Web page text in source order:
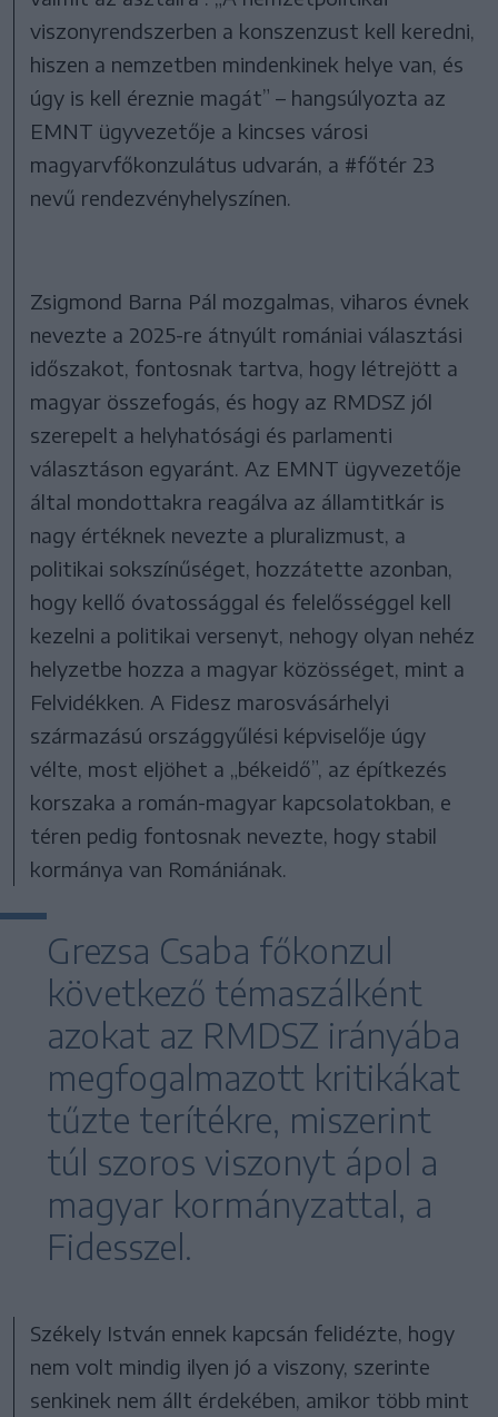
viszonyrendszerben a konszenzust kell keredni,
hiszen a nemzetben mindenkinek helye van, és
úgy is kell éreznie magát” – hangsúlyozta az
EMNT ügyvezetője a kincses városi
magyarvfőkonzulátus udvarán, a #főtér 23
nevű rendezvényhelyszínen.
Zsigmond Barna Pál mozgalmas, viharos évnek
nevezte a 2025-re átnyúlt romániai választási
időszakot, fontosnak tartva, hogy létrejött a
magyar összefogás, és hogy az RMDSZ jól
szerepelt a helyhatósági és parlamenti
választáson egyaránt. Az EMNT ügyvezetője
által mondottakra reagálva az államtitkár is
nagy értéknek nevezte a pluralizmust, a
politikai sokszínűséget, hozzátette azonban,
hogy kellő óvatossággal és felelősséggel kell
kezelni a politikai versenyt, nehogy olyan nehéz
helyzetbe hozza a magyar közösséget, mint a
Felvidékken. A Fidesz marosvásárhelyi
származású országgyűlési képviselője úgy
vélte, most eljöhet a „békeidő”, az építkezés
korszaka a román-magyar kapcsolatokban, e
téren pedig fontosnak nevezte, hogy stabil
kormánya van Romániának.
Grezsa Csaba főkonzul
következő témaszálként
azokat az RMDSZ irányába
megfogalmazott kritikákat
tűzte terítékre, miszerint
túl szoros viszonyt ápol a
magyar kormányzattal, a
Fidesszel.
Székely István ennek kapcsán felidézte, hogy
nem volt mindig ilyen jó a viszony, szerinte
senkinek nem állt érdekében, amikor több mint